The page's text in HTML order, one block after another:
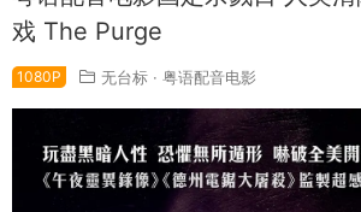
戏 The Purge
1080P 无台标 · 粤语配音电影